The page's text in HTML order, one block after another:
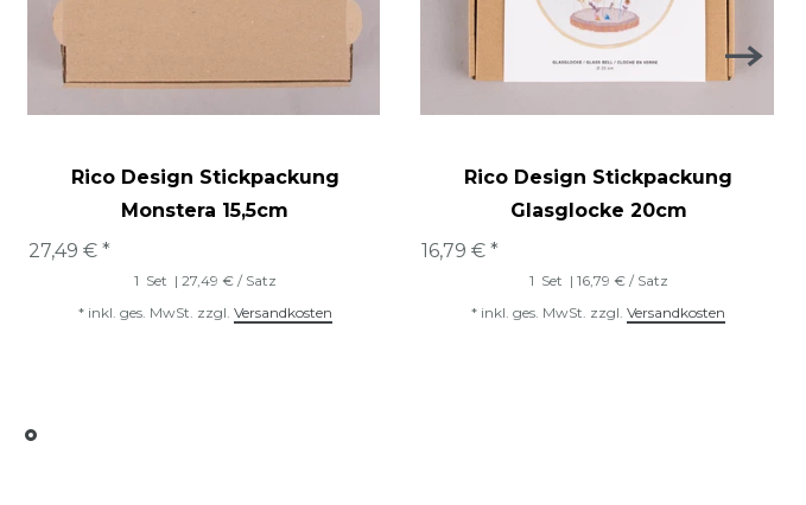
Rico Design Stickpackung
Monstera 15,5cm
27,49 € *
1 Set | 27,49 € / Satz
* inkl. ges. MwSt. zzgl. Versandkosten
Rico Design Stickpackung
Glasglocke 20cm
16,79 € *
1 Set | 16,79 € / Satz
* inkl. ges. MwSt. zzgl.Versandkosten